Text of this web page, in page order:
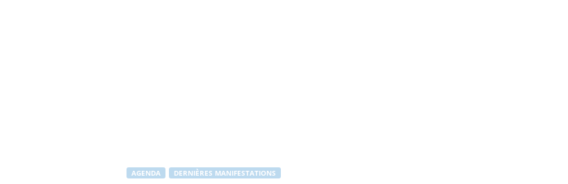
AGENDA DERNIÈRES MANIFESTATIONS